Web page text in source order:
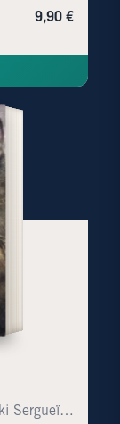
bourreaux, le
dignité.
nous saute
et
entraient
bombe car il
9,90 €
Boulgakov Mikhaïl ; Ermolinski Sergueï ; Gourg Mar